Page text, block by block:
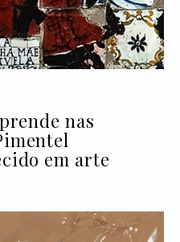
nas
em arte